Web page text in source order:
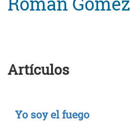
Artículos
Yo soy el fuego